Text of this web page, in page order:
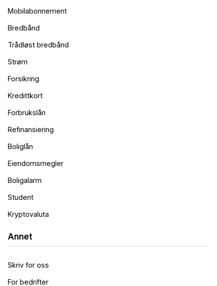
Mobilabonnement
Bredbånd
Trådløst bredbånd
Strøm
Forsikring
Kredittkort
Forbrukslån
Refinansiering
Boliglån
Eiendomsmegler
Boligalarm
Student
Kryptovaluta
Annet
Skriv for oss
For bedrifter